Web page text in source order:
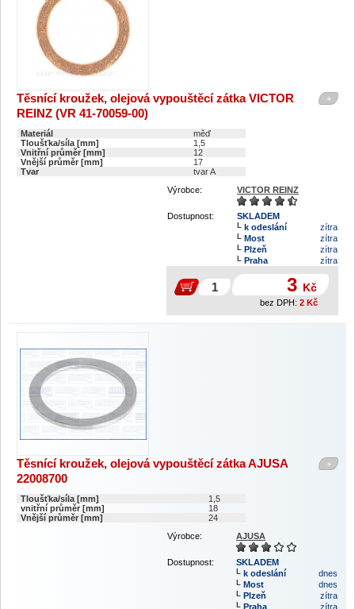
+
Těsnící kroužek, olejová vypouštěcí zátka VICTOR
REINZ (VR 41-70059-00)
Materiál
měď
Tloušťka/síla [mm]
1,5
Vnitřní průměr [mm]
12
Vnější průměr [mm]
17
Tvar
tvar A
Výrobce:
VICTOR REINZ
Dostupnost:
SKLADEM
k odeslání
zítra
Most
zítra
Plzeň
zítra
Praha
zítra
3 Kč
bez DPH: 2 Kč
+
Těsnící kroužek, olejová vypouštěcí zátka AJUSA
22008700
Tloušťka/síla [mm]
1,5
vnitřní průměr [mm]
18
Vnější průměr [mm]
24
Výrobce:
AJUSA
Dostupnost:
SKLADEM
k odeslání
dnes
Most
dnes
Plzeň
zítra
Praha
zítra